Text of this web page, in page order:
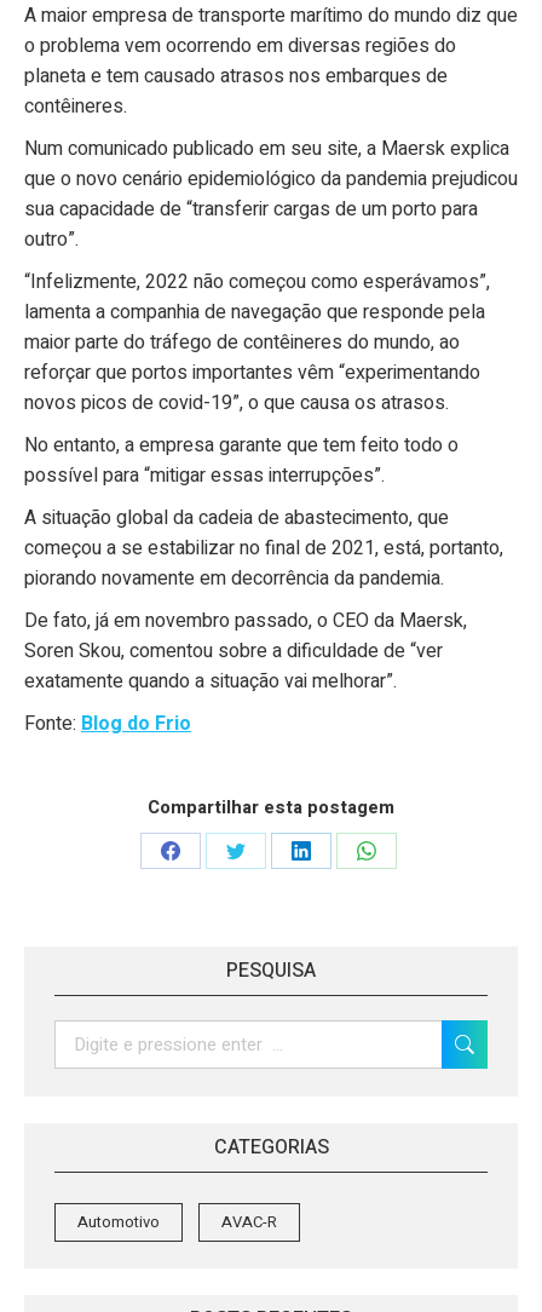
A maior empresa de transporte marítimo do mundo diz que
o problema vem ocorrendo em diversas regiões do
planeta e tem causado atrasos nos embarques de
contêineres.
Num comunicado publicado em seu site, a Maersk explica
que o novo cenário epidemiológico da pandemia prejudicou
sua capacidade de “transferir cargas de um porto para
outro”.
“Infelizmente, 2022 não começou como esperávamos”,
lamenta a companhia de navegação que responde pela
maior parte do tráfego de contêineres do mundo, ao
reforçar que portos importantes vêm “experimentando
novos picos de covid-19”, o que causa os atrasos.
No entanto, a empresa garante que tem feito todo o
possível para “mitigar essas interrupções”.
A situação global da cadeia de abastecimento, que
começou a se estabilizar no final de 2021, está, portanto,
piorando novamente em decorrência da pandemia.
De fato, já em novembro passado, o CEO da Maersk,
Soren Skou, comentou sobre a dificuldade de “ver
exatamente quando a situação vai melhorar”.
Fonte: Blog do Frio
Compartilhar esta postagem
Share Share Share Share
PESQUISA
Search:
CATEGORIAS
Automotivo AVAC-R